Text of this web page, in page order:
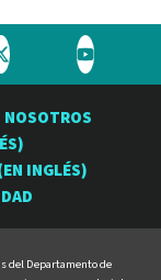
Visite
Rubin
en
NOSOTROS
INGLÉS)
del Departamento de